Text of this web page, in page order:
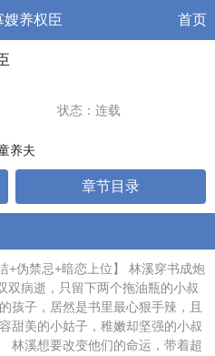
嫂养权臣 首页
状态：连载
养夫
章节目录
+伪禁忌+暗恋上位】 林溪穿书成炮
双病逝，只留下两个拖油瓶的小叔
孩子，居然是书里最心狠手辣，且
甜美的小姑子，稚嫩却坚强的小叔
林溪想要改变他们的命运，带着超